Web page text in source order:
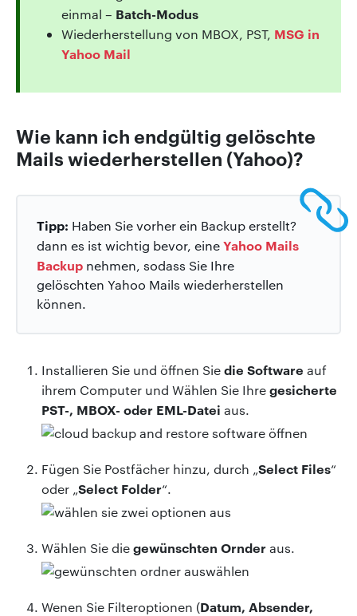
einmal – Batch-Modus
Wiederherstellung von MBOX, PST, MSG in
Yahoo Mail
Wie kann ich endgültig gelöschte
Mails wiederherstellen (Yahoo)?
Tipp: Haben Sie vorher ein Backup erstellt?
dann es ist wichtig bevor, eineYahoo Mails
Backup nehmen, sodass Sie Ihre
gelöschten Yahoo Mails wiederherstellen
können.
Installieren Sie und öffnen Siedie Software auf
ihrem Computer und Wählen Sie Ihregesicherte
PST-, MBOX- oder EML-Datei aus.
Fügen Sie Postfächer hinzu, durch „Select Files“
oder „Select Folder“.
Wählen Sie diegewünschten Ornderaus.
Wenen Sie Filteroptionen (Datum, Absender,